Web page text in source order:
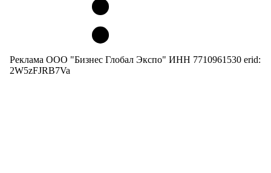
Реклама ООО "Бизнес Глобал Экспо" ИНН 7710961530 erid:
2W5zFJRB7Va